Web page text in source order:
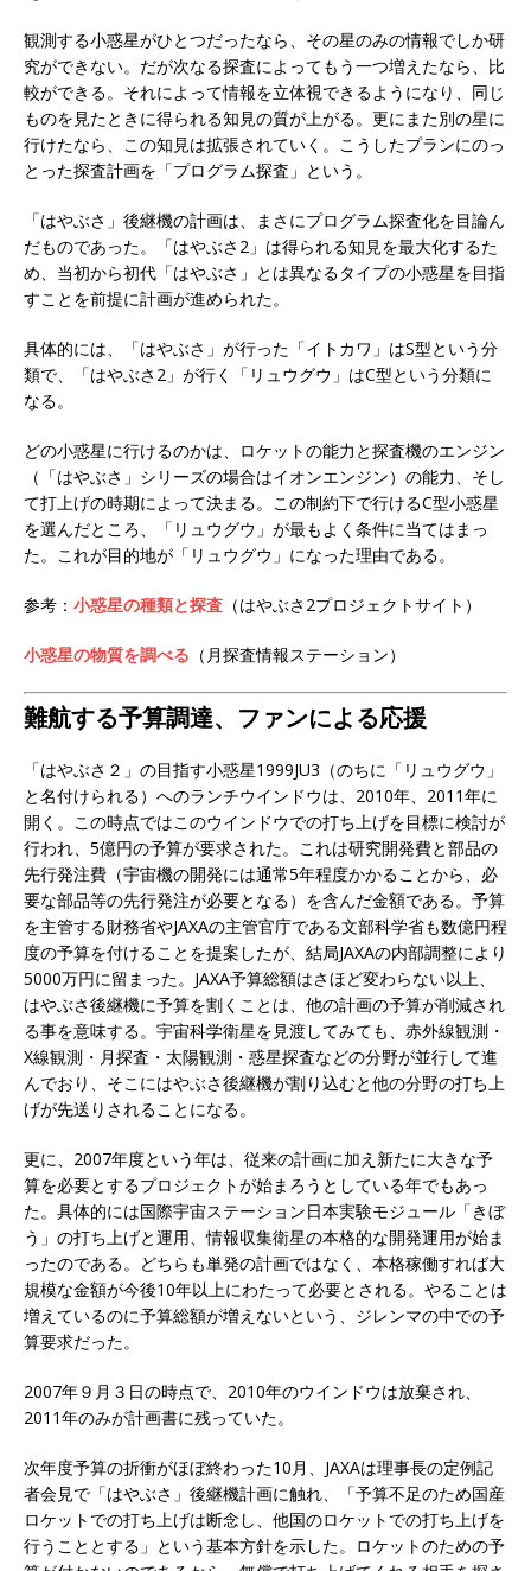
観測する小惑星がひとつだったなら、その星のみの情報でしか研
究ができない。だが次なる探査によってもう一つ増えたなら、比
較ができる。それによって情報を立体視できるようになり、同じ
ものを見たときに得られる知見の質が上がる。更にまた別の星に
行けたなら、この知見は拡張されていく。こうしたプランにのっ
とった探査計画を「プログラム探査」という。
「はやぶさ」後継機の計画は、まさにプログラム探査化を目論ん
だものであった。「はやぶさ2」は得られる知見を最大化するた
め、当初から初代「はやぶさ」とは異なるタイプの小惑星を目指
すことを前提に計画が進められた。
具体的には、「はやぶさ」が行った「イトカワ」はS型という分
類で、「はやぶさ2」が行く「リュウグウ」はC型という分類に
なる。
どの小惑星に行けるのかは、ロケットの能力と探査機のエンジン
（「はやぶさ」シリーズの場合はイオンエンジン）の能力、そし
て打上げの時期によって決まる。この制約下で行けるC型小惑星
を選んだところ、「リュウグウ」が最もよく条件に当てはまっ
た。これが目的地が「リュウグウ」になった理由である。
参考： 小惑星の種類と探査 （はやぶさ2プロジェクトサイト）
小惑星の物質を調べる （月探査情報ステーション）
難航する予算調達、ファンによる応援
「はやぶさ２」の目指す小惑星1999JU3（のちに「リュウグウ」
と名付けられる）へのランチウインドウは、2010年、2011年に
開く。この時点ではこのウインドウでの打ち上げを目標に検討が
行われ、5億円の予算が要求された。これは研究開発費と部品の
先行発注費（宇宙機の開発には通常5年程度かかることから、必
要な部品等の先行発注が必要となる）を含んだ金額である。予算
を主管する財務省やJAXAの主管官庁である文部科学省も数億円程
度の予算を付けることを提案したが、結局JAXAの内部調整により
5000万円に留まった。JAXA予算総額はさほど変わらない以上、
はやぶさ後継機に予算を割くことは、他の計画の予算が削減され
る事を意味する。宇宙科学衛星を見渡してみても、赤外線観測・
X線観測・月探査・太陽観測・惑星探査などの分野が並行して進
んでおり、そこにはやぶさ後継機が割り込むと他の分野の打ち上
げが先送りされることになる。
更に、2007年度という年は、従来の計画に加え新たに大きな予
算を必要とするプロジェクトが始まろうとしている年でもあっ
た。具体的には国際宇宙ステーション日本実験モジュール「きぼ
う」の打ち上げと運用、情報収集衛星の本格的な開発運用が始ま
ったのである。どちらも単発の計画ではなく、本格稼働すれば大
規模な金額が今後10年以上にわたって必要とされる。やることは
増えているのに予算総額が増えないという、ジレンマの中での予
算要求だった。
2007年９月３日の時点で、2010年のウインドウは放棄され、
2011年のみが計画書に残っていた。
次年度予算の折衝がほぼ終わった10月、JAXAは理事長の定例記
者会見で「はやぶさ」後継機計画に触れ、「予算不足のため国産
ロケットでの打ち上げは断念し、他国のロケットでの打ち上げを
行うこととする」という基本方針を示した。ロケットのための予